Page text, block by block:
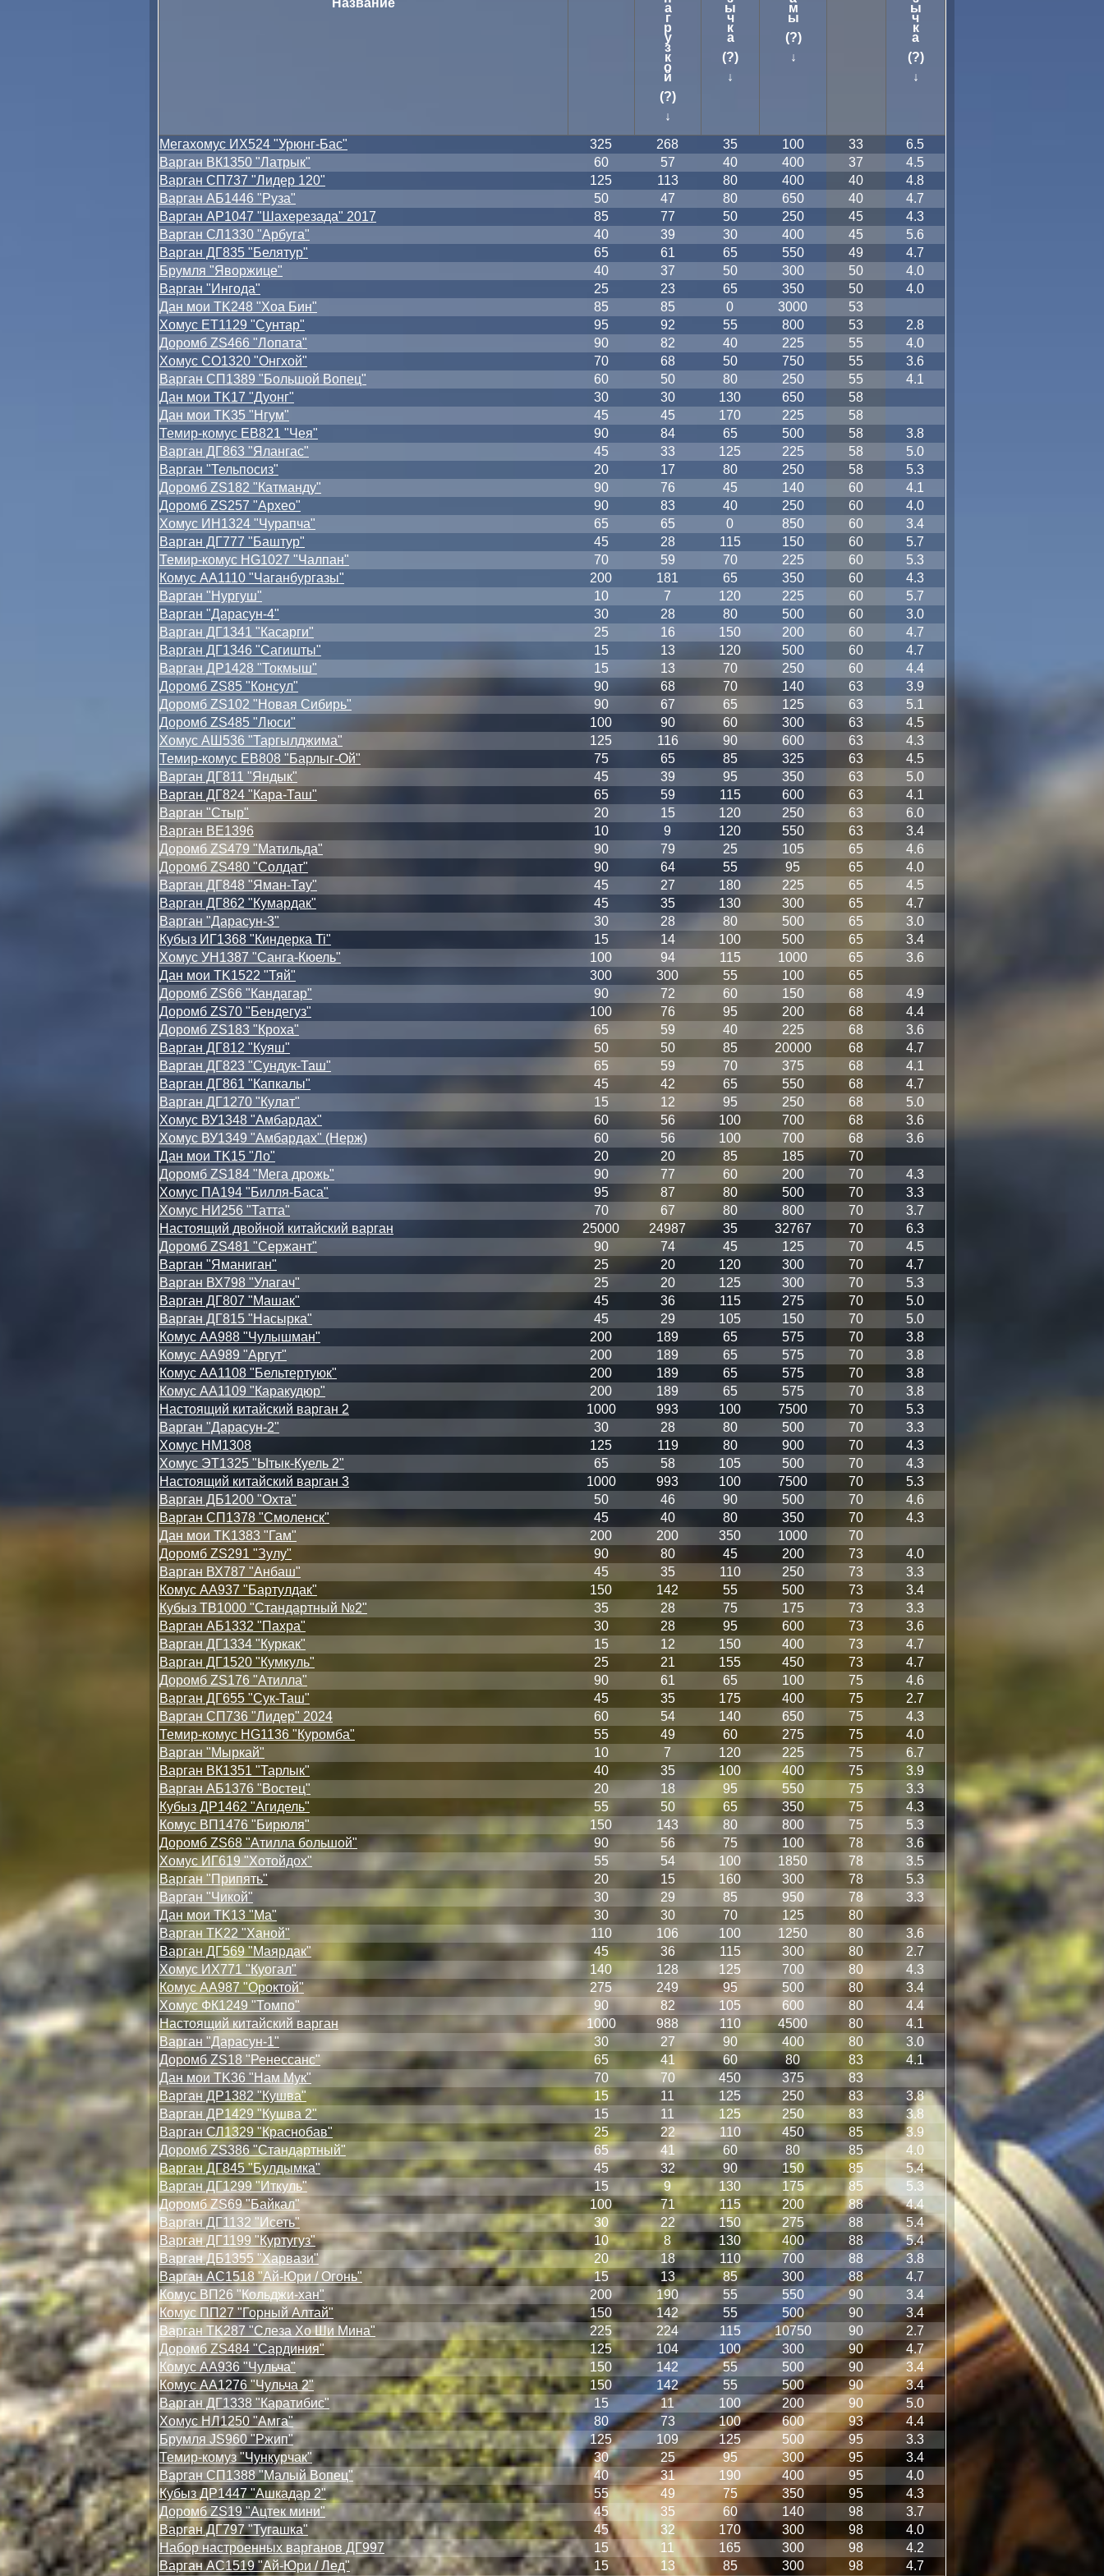
Название а
г
р
у
з
к
о
й
(?)
↓
ы
ч
к
а
(?)
↓
м
ы
(?)
↓
ы
ч
к
а
(?)
↓
Мегахомус ИХ524 "Урюнг-Бас" 325 268 35 100 33
6.5
Варган ВК1350 "Латрык"
60 57 40 400 37
4.5
Варган СП737 "Лидер 120"
125 113 80 400 40
4.8
Варган АБ1446 "Руза"
50 47 80 650 40
4.7
Варган АР1047 "Шахерезада" 2017
85 77 50 250 45
4.3
Варган СЛ1330 "Арбуга"
40 39 30 400 45
5.6
Варган ДГ835 "Белятур"
65 61 65 550 49
4.7
Брумля "Яворжице"
40 37 50 300 50
4.0
Варган "Ингода"
25 23 65 350 50
4.0
Дан мои TK248 "Хоа Бин"
85 85 0 3000
53
Хомус ЕТ1129 "Сунтар"
95 92 55 800 53
2.8
Доромб ZS466 "Лопата"
90 82 40 225 55
4.0
Хомус СО1320 "Онгхой"
70 68 50 750 55
3.6
Варган СП1389 "Большой Вопец"
60 50 80 250 55
4.1
Дан мои TK17 "Дуонг"
30 30 130 650
58
Дан мои TK35 "Нгум"
45 45 170 225
58
Темир-комус ЕВ821 "Чея"
90 84 65 500 58
3.8
Варган ДГ863 "Ялангас"
45 33 125 225 58
5.0
Варган "Тельпосиз"
20 17 80 250 58
5.3
Доромб ZS182 "Катманду"
90 76 45 140 60
4.1
Доромб ZS257 "Архео"
90 83 40 250 60
4.0
Хомус ИН1324 "Чурапча"
65 65 0 850 60
3.4
Варган ДГ777 "Баштур"
45 28 115 150 60
5.7
Темир-комус HG1027 "Чалпан"
70 59 70 225 60
5.3
Комус АА1110 "Чаганбургазы"
200 181 65 350 60
4.3
Варган "Нургуш"
10 7 120 225 60
5.7
Варган "Дарасун-4"
30 28 80 500 60
3.0
Варган ДГ1341 "Касарги"
25 16 150 200 60
4.7
Варган ДГ1346 "Сагишты"
15 13 120 500 60
4.7
Варган ДР1428 "Токмыш"
15 13 70 250 60
4.4
Доромб ZS85 "Консул"
90 68 70 140 63
3.9
Доромб ZS102 "Новая Сибирь"
90 67 65 125 63
5.1
Доромб ZS485 "Люси"
100 90 60 300 63
4.5
Хомус АШ536 "Таргылджима"
125 116 90 600 63
4.3
Темир-комус ЕВ808 "Барлыг-Ой"
75 65 85 325 63
4.5
Варган ДГ811 "Яндык"
45 39 95 350 63
5.0
Варган ДГ824 "Кара-Таш"
65 59 115 600 63
4.1
Варган "Стыр"
20 15 120 250 63
6.0
Варган ВЕ1396
10 9 120 550 63
3.4
Доромб ZS479 "Матильда"
90 79 25 105 65
4.6
Доромб ZS480 "Солдат"
90 64 55 95 65
4.0
Варган ДГ848 "Яман-Тау"
45 27 180 225 65
4.5
Варган ДГ862 "Кумардак"
45 35 130 300 65
4.7
Варган "Дарасун-3"
30 28 80 500 65
3.0
Кубыз ИГ1368 "Киндерка Ti"
15 14 100 500 65
3.4
Хомус УН1387 "Санга-Кюель"
100 94 115 1000 65
3.6
Дан мои TK1522 "Тяй"
300 300 55 100
65
Доромб ZS66 "Кандагар"
90 72 60 150 68
4.9
Доромб ZS70 "Бендегуз"
100 76 95 200 68
4.4
Доромб ZS183 "Кроха"
65 59 40 225 68
3.6
Варган ДГ812 "Куяш"
50 50 85 20000 68
4.7
Варган ДГ823 "Сундук-Таш"
65 59 70 375 68
4.1
Варган ДГ861 "Капкалы"
45 42 65 550 68
4.7
Варган ДГ1270 "Кулат"
15 12 95 250 68
5.0
Хомус ВУ1348 "Амбардах"
60 56 100 700 68
3.6
Хомус ВУ1349 "Амбардах" (Нерж)
60 56 100 700 68
3.6
Дан мои TK15 "Ло"
20 20 85 185
70
Доромб ZS184 "Мега дрожь"
90 77 60 200 70
4.3
Хомус ПА194 "Билля-Баса"
95 87 80 500 70
3.3
Хомус НИ256 "Татта"
70 67 80 800 70
3.7
Настоящий двойной китайский варган
25000 24987 35 32767 70
6.3
Доромб ZS481 "Сержант"
90 74 45 125 70
4.5
Варган "Яманиган"
25 20 120 300 70
4.7
Варган ВХ798 "Улагач"
25 20 125 300 70
5.3
Варган ДГ807 "Машак"
45 36 115 275 70
5.0
Варган ДГ815 "Насырка"
45 29 105 150 70
5.0
Комус АА988 "Чулышман"
200 189 65 575 70
3.8
Комус АА989 "Аргут"
200 189 65 575 70
3.8
Комус АА1108 "Бельтертуюк"
200 189 65 575 70
3.8
Комус АА1109 "Каракудюр"
200 189 65 575 70
3.8
Настоящий китайский варган 2
1000 993 100 7500 70
5.3
Варган "Дарасун-2"
30 28 80 500 70
3.3
Хомус НМ1308
125 119 80 900 70
4.3
Хомус ЭТ1325 "Ытык-Куель 2"
65 58 105 500 70
4.3
Настоящий китайский варган 3
1000 993 100 7500 70
5.3
Варган ДБ1200 "Охта"
50 46 90 500 70
4.6
Варган СП1378 "Смоленск"
45 40 80 350 70
4.3
Дан мои TK1383 "Гам"
200 200 350 1000
70
Доромб ZS291 "Зулу"
90 80 45 200 73
4.0
Варган ВХ787 "Анбаш"
45 35 110 250 73
3.3
Комус АА937 "Бартулдак"
150 142 55 500 73
3.4
Кубыз ТВ1000 "Стандартный №2"
35 28 75 175 73
3.3
Варган АБ1332 "Пахра"
30 28 95 600 73
3.6
Варган ДГ1334 "Куркак"
15 12 150 400 73
4.7
Варган ДГ1520 "Кумкуль"
25 21 155 450 73
4.7
Доромб ZS176 "Атилла"
90 61 65 100 75
4.6
Варган ДГ655 "Сук-Таш"
45 35 175 400 75
2.7
Варган СП736 "Лидер" 2024
60 54 140 650 75
4.3
Темир-комус HG1136 "Куромба"
55 49 60 275 75
4.0
Варган "Мыркай"
10 7 120 225 75
6.7
Варган ВК1351 "Тарлык"
40 35 100 400 75
3.9
Варган АБ1376 "Востец"
20 18 95 550 75
3.3
Кубыз ДР1462 "Агидель"
55 50 65 350 75
4.3
Комус ВП1476 "Бирюля"
150 143 80 800 75
5.3
Доромб ZS68 "Атилла большой"
90 56 75 100 78
3.6
Хомус ИГ619 "Хотойдох"
55 54 100 1850 78
3.5
Варган "Припять"
20 15 160 300 78
5.3
Варган "Чикой"
30 29 85 950 78
3.3
Дан мои TK13 "Ма"
30 30 70 125
80
Варган TK22 "Ханой"
110 106 100 1250 80
3.6
Варган ДГ569 "Маярдак"
45 36 115 300 80
2.7
Хомус ИХ771 "Куогал"
140 128 125 700 80
4.3
Комус АА987 "Ороктой"
275 249 95 500 80
3.4
Хомус ФК1249 "Томпо"
90 82 105 600 80
4.4
Настоящий китайский варган
1000 988 110 4500 80
4.1
Варган "Дарасун-1"
30 27 90 400 80
3.0
Доромб ZS18 "Ренессанс"
65 41 60 80 83
4.1
Дан мои TK36 "Нам Мук"
70 70 450 375
83
Варган ДР1382 "Кушва"
15 11 125 250 83
3.8
Варган ДР1429 "Кушва 2"
15 11 125 250 83
3.8
Варган СЛ1329 "Краснобав"
25 22 110 450 85
3.9
Доромб ZS386 "Стандартный"
65 41 60 80 85
4.0
Варган ДГ845 "Булдымка"
45 32 90 150 85
5.4
Варган ДГ1299 "Иткуль"
15 9 130 175 85
5.3
Доромб ZS69 "Байкал"
100 71 115 200 88
4.4
Варган ДГ1132 "Исеть"
30 22 150 275 88
5.4
Варган ДГ1199 "Куртугуз"
10 8 130 400 88
5.4
Варган ДБ1355 "Харвази"
20 18 110 700 88
3.8
Варган АС1518 "Ай-Юри / Огонь"
15 13 85 300 88
4.7
Комус ВП26 "Кольджи-хан"
200 190 55 550 90
3.4
Комус ПП27 "Горный Алтай"
150 142 55 500 90
3.4
Варган TK287 "Слеза Хо Ши Мина"
225 224 115 10750 90
2.7
Доромб ZS484 "Сардиния"
125 104 100 300 90
4.7
Комус АА936 "Чульча"
150 142 55 500 90
3.4
Комус АА1276 "Чульча 2"
150 142 55 500 90
3.4
Варган ДГ1338 "Каратибис"
15 11 100 200 90
5.0
Хомус НЛ1250 "Амга"
80 73 100 600 93
4.4
Брумля JS960 "Ржип"
125 109 125 500 95
3.3
Темир-комуз "Чункурчак"
30 25 95 300 95
3.4
Варган СП1388 "Малый Вопец"
40 31 190 400 95
4.0
Кубыз ДР1447 "Ашкадар 2"
55 49 75 350 95
4.3
Доромб ZS19 "Ацтек мини"
45 35 60 140 98
3.7
Варган ДГ797 "Тугашка"
45 32 170 300 98
4.0
Набор настроенных варганов ДГ997
15 11 165 300 98
4.2
Варган АС1519 "Ай-Юри / Лед"
15 13 85 300 98 4.7